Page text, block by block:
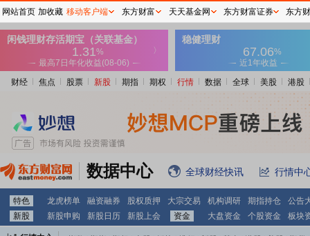
财经 焦点 股票 新股 期指 期权 行情 数据 全球 美股 港股
数据中心 全球财经快讯 行情中
特色 龙虎榜单 融资融券 股权质押 大宗交易 机构调研 期指持仓
公告
新股
新股申购 新股日历 新股上会 资金 大盘资金 个股资金 板块
网站首页 加收藏 移动客户端 东方财富 天天基金网 东方财富证券 东方